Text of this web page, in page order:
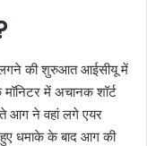
लगने की शुरुआत आईसीयू में
में अचानक शॉर्ट
आग ने वहां लगे एयर
धमाके के बाद आग की